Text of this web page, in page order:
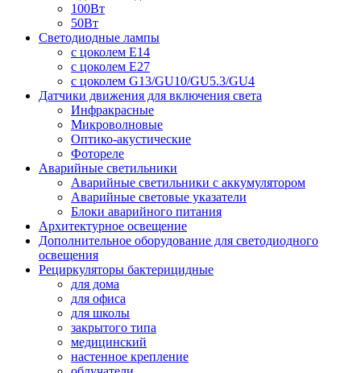
100Вт
50Вт
Светодиодные лампы
с цоколем E14
с цоколем E27
с цоколем G13/GU10/GU5.3/GU4
Датчики движения для включения света
Инфракрасные
Микроволновые
Оптико-акустические
Фотореле
Аварийные светильники
Аварийные светильники с аккумулятором
Аварийные световые указатели
Блоки аварийного питания
Архитектурное освещение
Дополнительное оборудование для светодиодного
освещения
Рециркуляторы бактерицидные
для дома
для офиса
для школы
закрытого типа
медицинский
настенное крепление